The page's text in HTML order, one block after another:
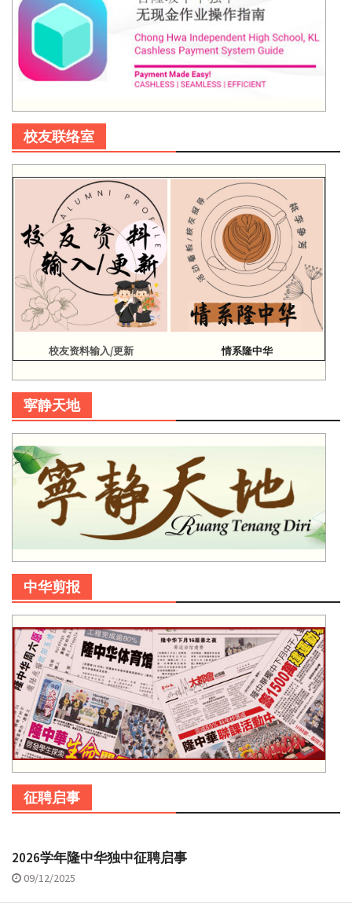
校友联络室
校友资料输入/更新 情系隆中华
寜静天地
中华剪报
征聘启事
2026学年隆中华独中征聘启事
09/12/2025